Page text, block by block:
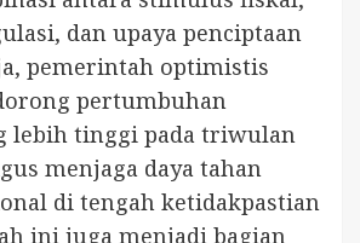
dan upaya penciptaan
pemerintah optimistis
pertumbuhan
lebih tinggi pada triwulan
menjaga daya tahan
di tengah ketidakpastian
ini juga menjadi bagian